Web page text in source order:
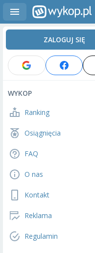
ZALOGUJ SIĘ
WYKOP
Ranking
Osiągnięcia
FAQ
O nas
Kontakt
Reklama
Regulamin